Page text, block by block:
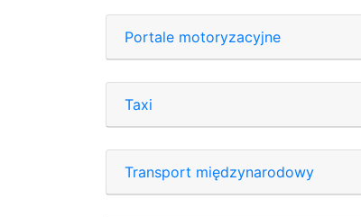
Portale motoryzacyjne
Taxi
Transport międzynarodowy